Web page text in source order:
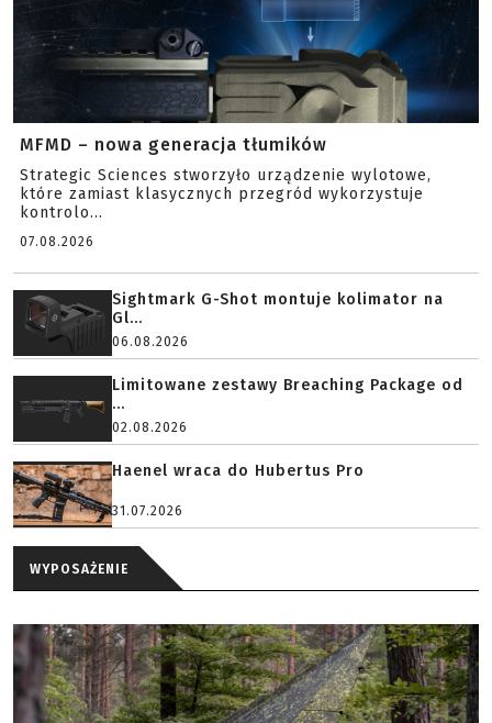
MFMD – nowa generacja tłumików
Strategic Sciences stworzyło urządzenie wylotowe,
które zamiast klasycznych przegród wykorzystuje
kontrolo...
07.08.2026
Sightmark G-Shot montuje kolimator na
Gl...
06.08.2026
Limitowane zestawy Breaching Package od
...
02.08.2026
Haenel wraca do Hubertus Pro
31.07.2026
WYPOSAŻENIE